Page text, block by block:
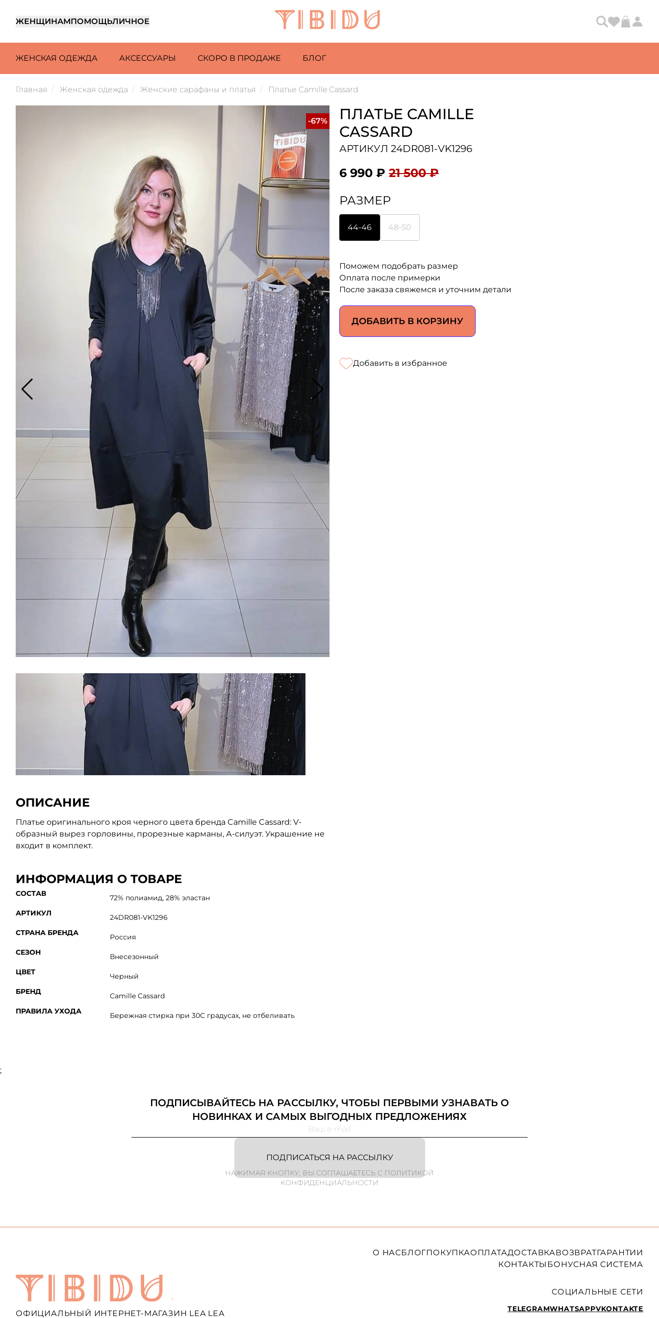
ЖЕНЩИНАМПОМОЩЬЛИЧНОЕ
ЖЕНСКАЯ ОДЕЖДА АКСЕССУАРЫ СКОРО В ПРОДАЖЕ БЛОГ
Главная Женская одежда Женские сарафаны и платья Платье Camille Cassard
-67%
ПЛАТЬЕ CAMILLE
CASSARD
АРТИКУЛ 24DR081-VK1296
6 990 ₽ 21 500 ₽
РАЗМЕР
44-46 48-50
Поможем подобрать размер
Оплата после примерки
После заказа свяжемся и уточним детали
ДОБАВИТЬ В КОРЗИНУ
Добавить в избранное
ОПИСАНИЕ
Платье оригинального кроя черного цвета бренда Camille Cassard: V-
образный вырез горловины, прорезные карманы, А-силуэт. Украшение не
входит в комплект.
ИНФОРМАЦИЯ О ТОВАРЕ
СОСТАВ
72% полиамид, 28% эластан
АРТИКУЛ
24DR081-VK1296
СТРАНА БРЕНДА
Россия
СЕЗОН
Внесезонный
ЦВЕТ
Черный
БРЕНД
Camille Cassard
ПРАВИЛА УХОДА
Бережная стирка при 30С градусах, не отбеливать
;
ПОДПИСЫВАЙТЕСЬ НА РАССЫЛКУ, ЧТОБЫ ПЕРВЫМИ УЗНАВАТЬ О
НОВИНКАХ И САМЫХ ВЫГОДНЫХ ПРЕДЛОЖЕНИЯХ
ПОДПИСАТЬСЯ НА РАССЫЛКУ
НАЖИМАЯ КНОПКУ, ВЫ СОГЛАШАЕТЕСЬ С ПОЛИТИКОЙ
КОНФИДЕНЦИАЛЬНОСТИ
ОФИЦИАЛЬНЫЙ ИНТЕРНЕТ-МАГАЗИН LEA LEA
О НАСБЛОГПОКУПКАОПЛАТАДОСТАВКАВОЗВРАТГАРАНТИИ
КОНТАКТЫ БОНУСНАЯ СИСТЕМА
СОЦИАЛЬНЫЕ СЕТИ
TELEGRAMWHATSAPPVKONTAKTE